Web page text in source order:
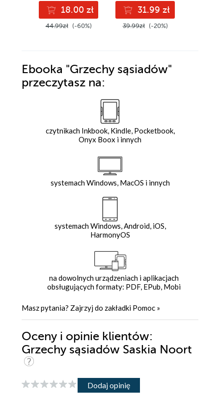
18.00 zł
44.99zł (-60%)
31.99 zł
39.99zł (-20%)
Ebooka "Grzechy sąsiadów"
przeczytasz na:
czytnikach Inkbook, Kindle, Pocketbook,
Onyx Boox i innych
systemach Windows, MacOS i innych
systemach Windows, Android, iOS,
HarmonyOS
na dowolnych urządzeniach i aplikacjach
obsługujących formaty: PDF, EPub, Mobi
Masz pytania? Zajrzyj do zakładki Pomoc »
Oceny i opinie klientów:
Grzechy sąsiadów Saskia Noort
Dodaj opinię